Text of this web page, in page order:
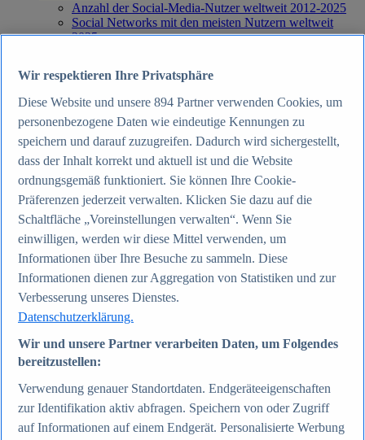
Anzahl der Social-Media-Nutzer weltweit 2012-2025
Social Networks mit den meisten Nutzern weltweit
2025
Instagram - Nutzung nach Alter und Geschlecht in
Deutschland 2025
Podcasts - Nutzung 2016-2025
Internet
Themen
Weitere Themen
Social Media - Daten & Fakten
TikTok - Daten & Fakten
Top Report
Zum Report
Gesellschaft
Beliebte Statistiken
Aktuelle Statistiken
Bevölkerung Deutschlands nach relevanten
Altersgruppen 2024
Die reichsten Menschen der Welt 2026
Empfänger von Arbeitslosengeld II / Sozialgeld /
Bürgergeld in Deutschland 2005-2025
Ausländer in Deutschland nach Nationalität 2025
Demografie: Altersstruktur in Deutschland 2024
Wir respektieren Ihre Privatsphäre
Diese Website und unsere 894 Partner verwenden Cookies, um
personenbezogene Daten wie eindeutige Kennungen zu
speichern und darauf zuzugreifen. Dadurch wird sichergestellt,
dass der Inhalt korrekt und aktuell ist und die Website
ordnungsgemäß funktioniert. Sie können Ihre Cookie-
Präferenzen jederzeit verwalten. Klicken Sie dazu auf die
Schaltfläche „Voreinstellungen verwalten“. Wenn Sie
einwilligen, werden wir diese Mittel verwenden, um
Informationen über Ihre Besuche zu sammeln. Diese
Informationen dienen zur Aggregation von Statistiken und zur
Verbesserung unseres Dienstes.
Datenschutzerklärung.
Wir und unsere Partner verarbeiten Daten, um Folgendes
bereitzustellen:
Verwendung genauer Standortdaten. Endgeräteeigenschaften
zur Identifikation aktiv abfragen. Speichern von oder Zugriff
auf Informationen auf einem Endgerät. Personalisierte Werbung